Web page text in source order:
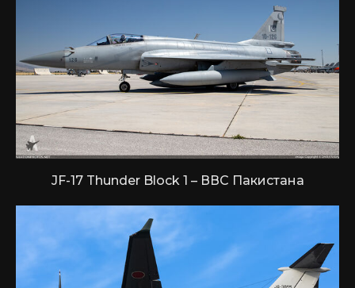
JF-17 Thunder Block 1 – ВВС Пакистана